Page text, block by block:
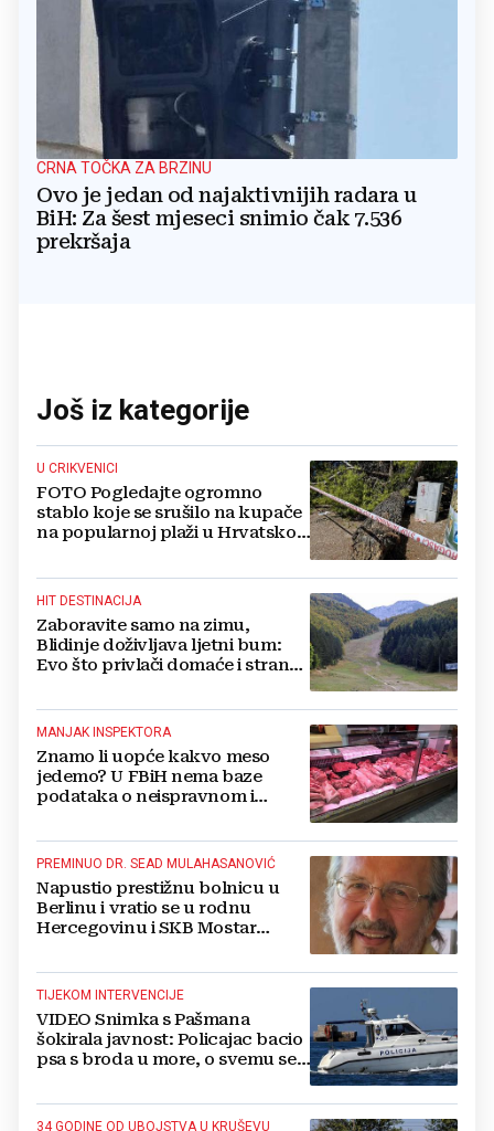
CRNA TOČKA ZA BRZINU
Ovo je jedan od najaktivnijih radara u
BiH: Za šest mjeseci snimio čak 7.536
prekršaja
Još iz kategorije
U CRIKVENICI
FOTO Pogledajte ogromno
stablo koje se srušilo na kupače
na popularnoj plaži u Hrvatskoj:
HIT DESTINACIJA
Zaboravite samo na zimu,
Blidinje doživljava ljetni bum:
Evo što privlači domaće i strane
MANJAK INSPEKTORA
Znamo li uopće kakvo meso
jedemo? U FBiH nema baze
podataka o neispravnom i
PREMINUO DR. SEAD MULAHASANOVIĆ
Napustio prestižnu bolnicu u
Berlinu i vratio se u rodnu
Hercegovinu i SKB Mostar
TIJEKOM INTERVENCIJE
VIDEO Snimka s Pašmana
šokirala javnost: Policajac bacio
psa s broda u more, o svemu se
34 GODINE OD UBOJSTVA U KRUŠEVU